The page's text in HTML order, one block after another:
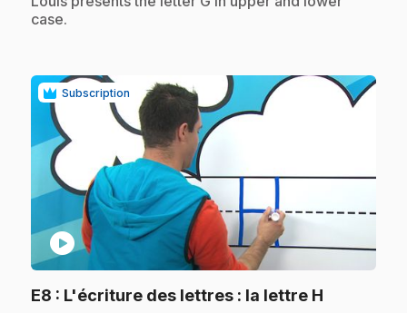
case.
Subscription
play_circle
E8 : L'écriture des lettres : la lettre H